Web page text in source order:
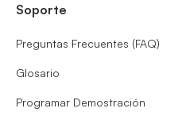
Soporte
Preguntas Frecuentes (FAQ)
Glosario
Programar Demostración